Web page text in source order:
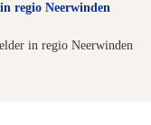
regio Neerwinden
in regio Neerwinden